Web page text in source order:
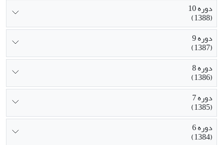
دوره 10
(1388)
دوره 9
(1387)
دوره 8
(1386)
دوره 7
(1385)
دوره 6
(1384)